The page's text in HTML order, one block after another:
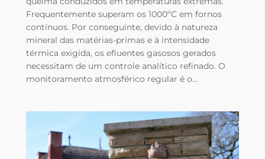
Frequentemente superam os 1000ºC em fornos
contínuos. Por conseguinte, devido à natureza
mineral das matérias-primas e à intensidade
térmica exigida, os efluentes gasosos gerados
necessitam de um controle analítico refinado. O
monitoramento atmosférico regular é o…